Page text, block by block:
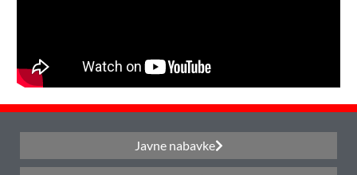
Javne nabavke